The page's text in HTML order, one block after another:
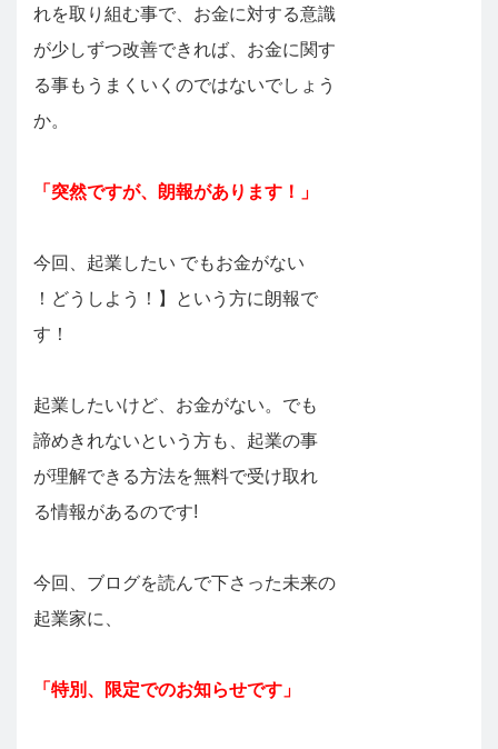
れを取り組む事で、お金に対する意識
が少しずつ改善できれば、お金に関す
る事もうまくいくのではないでしょう
か。
「突然ですが、朗報があります！」
今回、起業したい でもお金がない
！どうしよう！】という方に朗報で
す！
起業したいけど、お金がない。でも
諦めきれないという方も、起業の事
が理解できる方法を無料で受け取れ
る情報があるのです!
今回、ブログを読んで下さった未来の
起業家に、
「特別、限定でのお知らせです」